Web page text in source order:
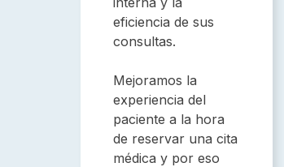
eficiencia de sus
consultas.
Mejoramos la
experiencia del
paciente a la hora
de reservar una cita
médica y por eso